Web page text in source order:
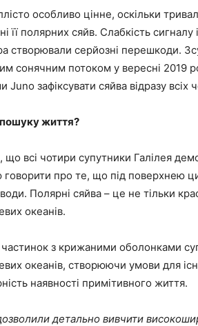
особливо цінне, оскільки
її полярних сяйв. Слабкість
створювали серйозні перешкоди.
сонячним потоком у вересні 2019
зафіксувати сяйва відразу всіх
життя?
всі чотири супутники Галілея
говорити про те, що під поверхнею
Полярні сяйва – це не тільки
океанів.
з крижаними оболонками
океанів, створюючи умови для
наявності примітивного життя.
детально вивчити